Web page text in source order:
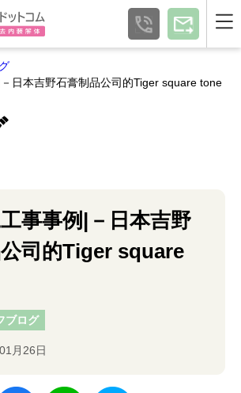
日本吉野石膏制品公司的Tiger square tone
事事例|－日本吉野
司的Tiger square
ブログ
月26日